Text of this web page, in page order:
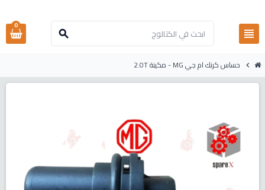
view_headline
search
0
chevron_right حساس كرنك ام جي MG - مكينة 2.0T